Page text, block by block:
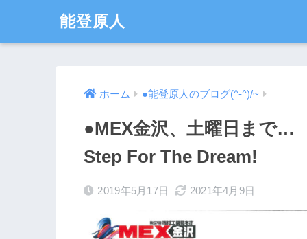
能登原人
ホーム ●能登原人のブログ(^-^)/~
●MEX金沢、土曜日まで…
Step For The Dream!
2019年5月17日 2021年4月9日